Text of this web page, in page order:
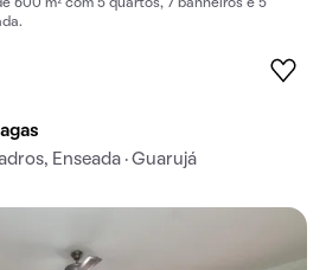
600 m² com 5 quartos, 7 banheiros e 5
Enseada · Guarujá